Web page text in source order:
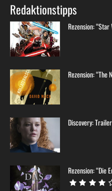
Redaktionstipps
Rezension:
Rezension: “The
Discovery:
Rezension: “Die